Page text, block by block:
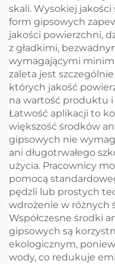
skali. Wysokiej
form gipsowych
jakości powierzchni,
z gładkimi,
wymagającymi
zaleta jest
których jakość
na wartość produktu
Łatwość aplikacji to
większość środków
gipsowych nie
ani długotrwałego
użycia. Pracownicy
pomocą
pędzli lub prostych
wdrożenie w różnych
Współczesne środki
gipsowych są
ekologicznym,
wody, co redukuje